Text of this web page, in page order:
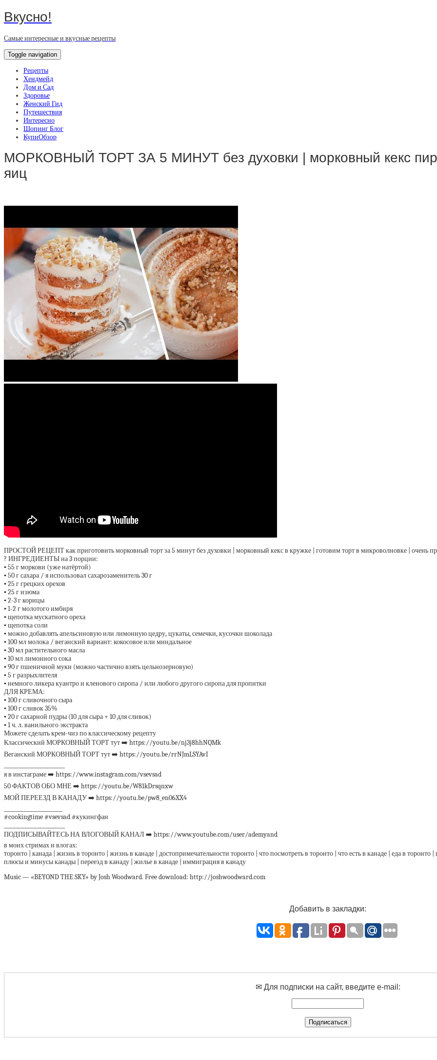
Вкусно!
Самые интересные и вкусные рецепты
Toggle navigation
Рецепты
Хендмейд
Дом и Сад
Здоровье
Женский Гид
Путешествия
Интересно
Шопинг Блог
КупиОбзор
МОРКОВНЫЙ ТОРТ ЗА 5 МИНУТ без духовки | морковный кекс
яиц
ПРОСТОЙ РЕЦЕПТ как приготовить морковный торт за 5 минут без духовки | морковный кекс в кружке | готовим торт в микроволновке | очень
? ИНГРЕДИЕНТЫ на 3 порции:
▪️ 55 г моркови (уже натёртой)
▪️ 50 г сахара / я использовал сахарозаменитель 30 г
▪️ 25 г грецких орехов
▪️ 25 г изюма
▪️ 2-3 г корицы
▪️ 1-2 г молотого имбиря
▪️ щепотка мускатного ореха
▪️ щепотка соли
▪️ можно добавлять апельсиновую или лимонную цедру, цукаты, семечки, кусочки шоколада
▪️ 100 мл молока / веганский вариант: кокосовое или миндальное
▪️ 30 мл растительного масла
▪️ 10 мл лимонного сока
▪️ 90 г пшеничной муки (можно частично взять цельнозерновую)
▪️ 5 г разрыхлителя
▪️ немного ликера куантро и кленового сиропа / или любого другого сиропа для пропитки
ДЛЯ КРЕМА:
▪️ 100 г сливочного сыра
▪️ 100 г сливок 35%
▪️ 20 г сахарной пудры (10 для сыра + 10 для сливок)
▪️ 1 ч. л. ванильного экстракта
Можете сделать крем-чиз по классическому рецепту
Классический МОРКОВНЫЙ ТОРТ тут ➡️ https://youtu.be/nj3j8hhNQMk
Веганский МОРКОВНЫЙ ТОРТ тут ➡️ https://youtu.be/rrNJmLSYAvI
я в инстаграме ➡️ https://www.instagram.com/vsevsad
50 ФАКТОВ ОБО МНЕ ➡️ https://youtu.be/W81kDrsqnxw
МОЙ ПЕРЕЕЗД В КАНАДУ ➡️ https://youtu.be/pw8_en06XX4
#cookingtime #vsevsad #кукингфан
ПОДПИСЫВАЙТЕСЬ НА ВЛОГОВЫЙ КАНАЛ ➡️ https://www.youtube.com/user/ademyand
в моих стримах и влогах:
торонто | канада | жизнь в торонто | жизнь в канаде | достопримечательности торонто | что посмотреть в торонто | что есть в канаде | еда в
плюсы и минусы канады | переезд в канаду | жилье в канаде | иммиграция в канаду
Music — «BEYOND THE SKY» by Josh Woodward. Free download: http://joshwoodward.com
Добавить в закладки:
✉ Для подписки на сайт, введите e-mail: